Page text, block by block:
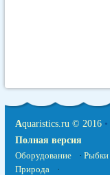
Aquaristics.ru © 2016 •
Полная версия
Оборудование
· Рыбки
Природа
·